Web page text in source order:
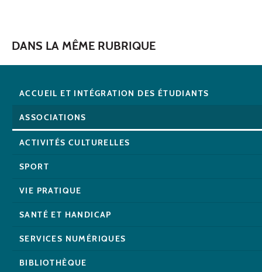
DANS LA MÊME RUBRIQUE
ACCUEIL ET INTÉGRATION DES ÉTUDIANTS
ASSOCIATIONS
ACTIVITÉS CULTURELLES
SPORT
VIE PRATIQUE
SANTÉ ET HANDICAP
SERVICES NUMÉRIQUES
BIBLIOTHÈQUE